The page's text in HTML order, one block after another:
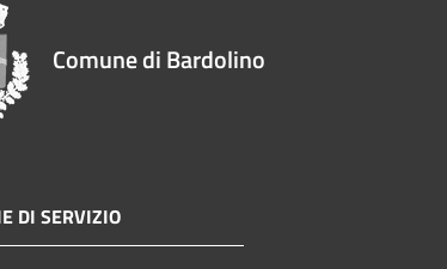
Comune di Bardolino
DI SERVIZIO